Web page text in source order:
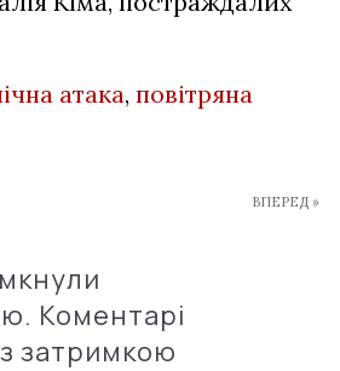
атака, повітряна
ВПЕРЕД »
Коментарі
затримкою